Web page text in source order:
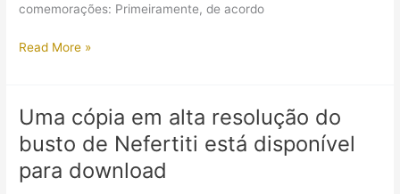
comemorações: Primeiramente, de acordo
O
afirma
que
anunciará
em
Read More »
Uma cópia em alta resolução do
busto de Nefertiti está disponível
para download